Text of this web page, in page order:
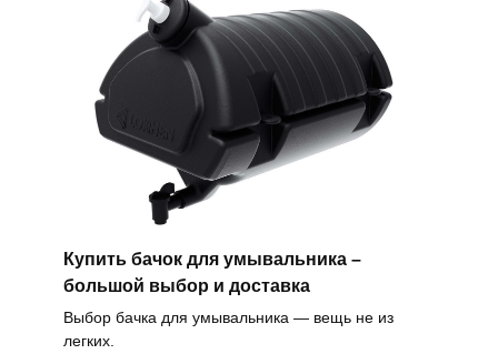
Купить бачок для умывальника –
большой выбор и доставка
Выбор бачка для умывальника — вещь не из
легких.